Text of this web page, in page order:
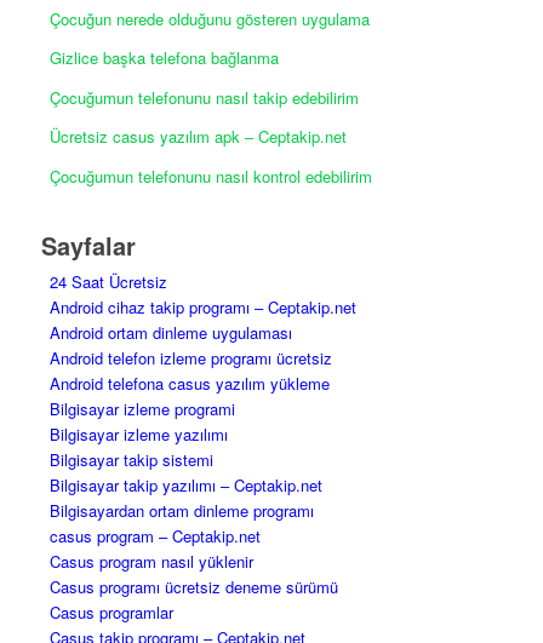
Çocuğun nerede olduğunu gösteren uygulama
Gizlice başka telefona bağlanma
Çocuğumun telefonunu nasıl takip edebilirim
Ücretsiz casus yazılım apk – Ceptakip.net
Çocuğumun telefonunu nasıl kontrol edebilirim
Sayfalar
24 Saat Ücretsiz
Android cihaz takip programı – Ceptakip.net
Android ortam dinleme uygulaması
Android telefon izleme programı ücretsiz
Android telefona casus yazılım yükleme
Bilgisayar izleme programi
Bilgisayar izleme yazılımı
Bilgisayar takip sistemi
Bilgisayar takip yazılımı – Ceptakip.net
Bilgisayardan ortam dinleme programı
casus program – Ceptakip.net
Casus program nasıl yüklenir
Casus programı ücretsiz deneme sürümü
Casus programlar
Casus takip programı – Ceptakip.net